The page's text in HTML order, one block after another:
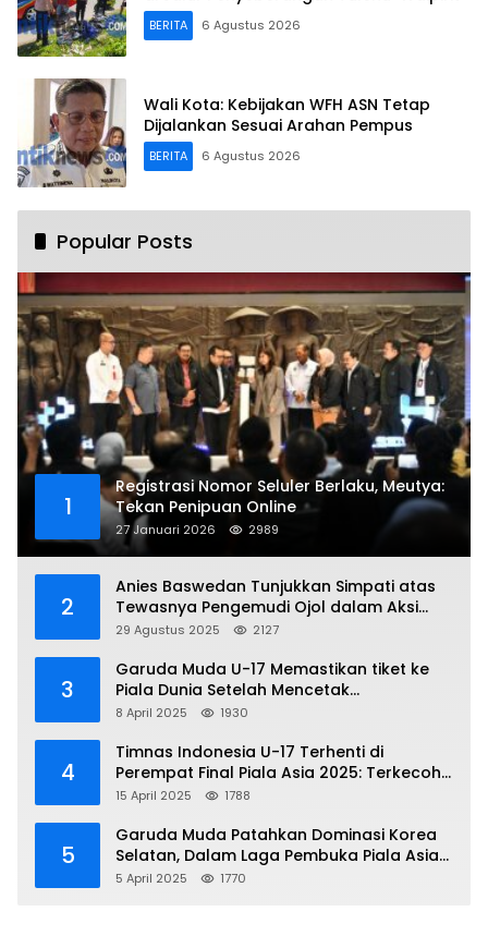
BERITA 6 Agustus 2026
Wali Kota: Kebijakan WFH ASN Tetap
Dijalankan Sesuai Arahan Pempus
BERITA 6 Agustus 2026
Popular Posts
1
Registrasi Nomor Seluler Berlaku, Meutya:
Tekan Penipuan Online
27 Januari 2026 2989
2
Anies Baswedan Tunjukkan Simpati atas
Tewasnya Pengemudi Ojol dalam Aksi
Demo
29 Agustus 2025 2127
3
Garuda Muda U-17 Memastikan tiket ke
Piala Dunia Setelah Mencetak
Kemenangan Gemilang atas Yaman 4-1 di
8 April 2025 1930
4
Timnas Indonesia U-17 Terhenti di
Perempat Final Piala Asia 2025: Terkecoh
Korea Utara
15 April 2025 1788
5
Garuda Muda Patahkan Dominasi Korea
Selatan, Dalam Laga Pembuka Piala Asia
2025 U-17
5 April 2025 1770